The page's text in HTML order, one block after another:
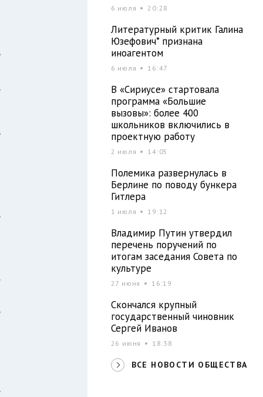
6 июля 20:28
Литературный критик Галина
Юзефович* признана
иноагентом
6 июля 16:47
В «Сириусе» стартовала
программа «Большие
вызовы»: более 400
школьников включились в
проектную работу
2 июля 14:05
Полемика развернулась в
Берлине по поводу бункера
Гитлера
1 июля 19:12
Владимир Путин утвердил
перечень поручений по
итогам заседания Совета по
культуре
27 июня 16:19
Скончался крупный
государственный чиновник
Сергей Иванов
26 июня 18:38
ВСЕ НОВОСТИ ОБЩЕСТВА